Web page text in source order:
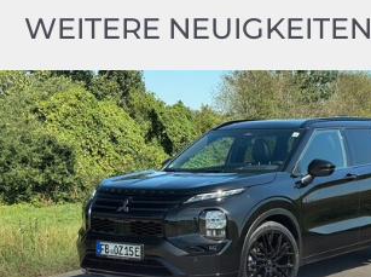
WEITERE NEUIGKEITEN